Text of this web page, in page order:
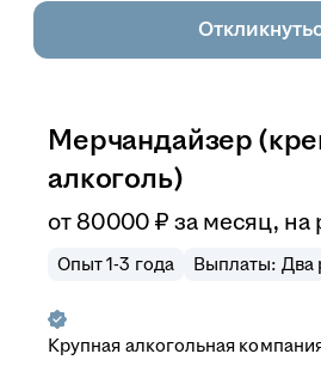
Мерчандайзер
алкоголь)
от80 000 ₽ за месяц, на
Опыт 1-3 года Выплаты: Два
Крупная алкогольная